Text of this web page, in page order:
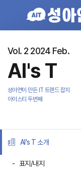
Vol. 2 2024 Feb.
AI's T
성아연이 만든 IT 트랜드 잡지
아이스티 두번째
AI's T 소개
표지/내지